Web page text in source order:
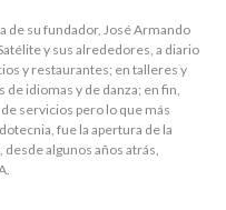
de su fundador, José Armando
y sus alrededores, a diario
y restaurantes; en talleres y
idiomas y de danza; en fin,
servicios pero lo que más
fue la apertura de la
algunos años atrás,